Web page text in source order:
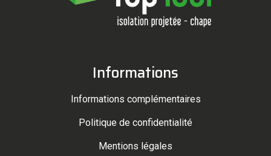
Informations
Informations complémentaires
Politique de confidentialité
Mentions légales